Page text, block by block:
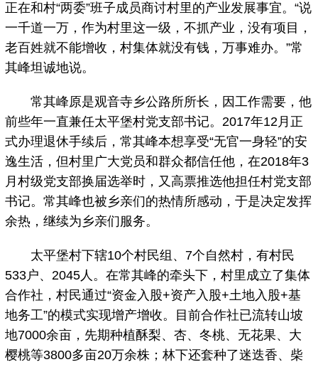
正在和村“两委”班子成员商讨村里的产业发展事宜。“说
一千道一万，作为村里这一级，不抓产业，没有项目，
老百姓就不能增收，村集体就没有钱，万事难办。”常
其峰坦诚地说。
常其峰原是观音寺乡公路所所长，因工作需要，他
前些年一直兼任太平堡村党支部书记。2017年12月正
式办理退休手续后，常其峰本想享受“无官一身轻”的安
逸生活，但村里广大党员和群众都信任他，在2018年3
月村级党支部换届选举时，又高票推选他担任村党支部
书记。常其峰也被乡亲们的热情所感动，于是决定发挥
余热，继续为乡亲们服务。
太平堡村下辖10个村民组、7个自然村，有村民
533户、2045人。在常其峰的牵头下，村里成立了集体
合作社，村民通过“资金入股+资产入股+土地入股+基
地务工”的模式实现增产增收。目前合作社已流转山坡
地7000余亩，先期种植酥梨、杏、冬桃、无花果、大
樱桃等3800多亩20万余株；林下还套种了迷迭香、柴